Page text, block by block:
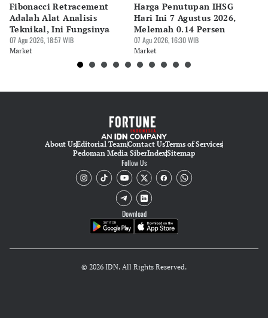
Editor
Tanayastri Dini
Fibonacci Retracement
Adalah Alat Analisis
Teknikal, Ini Fungsinya
07 Agu 2026, 18:57 WIB
Market
Harga Penutupan IHSG
Hari Ini 7 Agustus 2026,
Melemah 0.14 Persen
07 Agu 2026, 16:30 WIB
Market
About UsEditorial TeamContact UsTerms of Services
Pedoman Media SiberIndexSitemap
Follow Us
Download
© 2026 IDN. All Rights Reserved.